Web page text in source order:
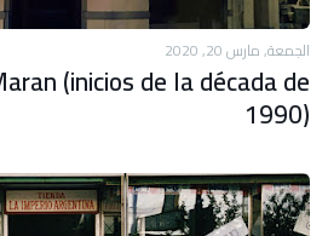
الجمعة, مارس 20, 2020
(inicios de la década de
1990)